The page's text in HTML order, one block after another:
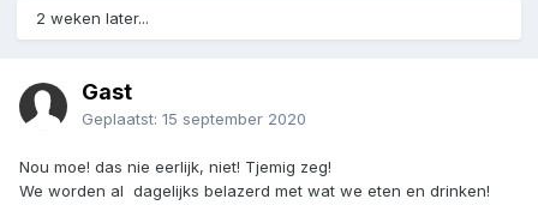
2 weken later...
Gast
Geplaatst: 15 september 2020
Nou moe! das nie eerlijk, niet! Tjemig zeg!
We worden al dagelijks belazerd met wat we eten en drinken!